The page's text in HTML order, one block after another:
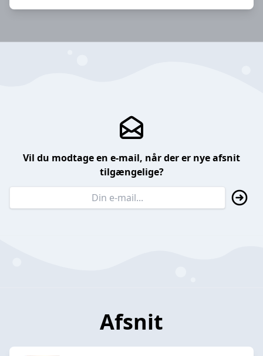
Vil du modtage en e-mail, når der er nye afsnit
tilgængelige?
Afsnit